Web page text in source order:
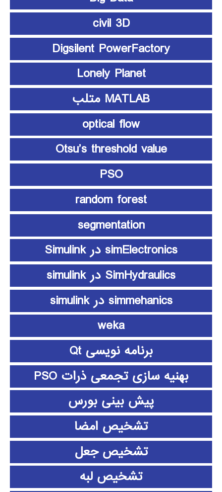
civil 3D
Digsilent PowerFactory
Lonely Planet
MATLAB متلب
optical flow
Otsu’s threshold value
PSO
random forest
segmentation
simElectronics در Simulink
SimHydraulics در simulink
simmehanics در simulink
weka
برنامه نویسی Qt
بهنیه سازی تجمعی ذرات PSO
پیش بینی بورس
تشخیص امضا
تشخیص جعل
تشخیص لبه